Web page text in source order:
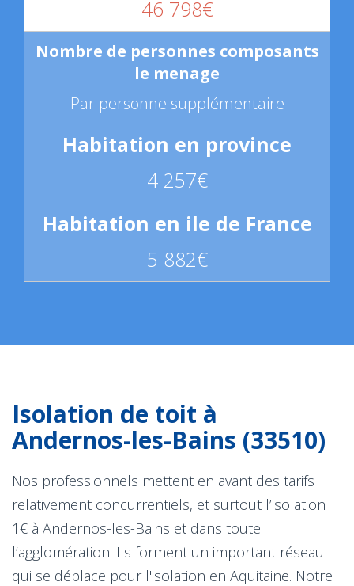
46 798€
Par personne supplémentaire
4 257€
5 882€
Isolation de toit à
Andernos-les-Bains (33510)
Nos professionnels mettent en avant des tarifs
relativement concurrentiels, et surtout l’isolation
1€ à Andernos-les-Bains et dans toute
l’agglomération. Ils forment un important réseau
qui se déplace pour l'isolation en Aquitaine. Notre